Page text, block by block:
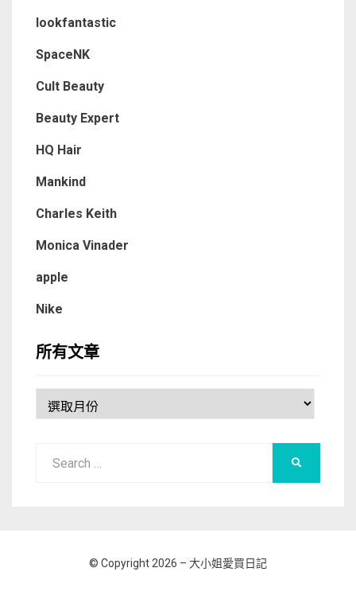
lookfantastic
SpaceNK
Cult Beauty
Beauty Expert
HQ Hair
Mankind
Charles Keith
Monica Vinader
apple
Nike
所有文章
有
© Copyright 2026 – 大小姐愛買日記